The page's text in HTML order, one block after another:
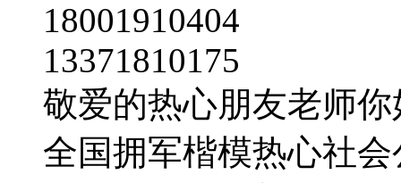
18001910404
13371810175
敬爱的热心朋友老师
全国拥军楷模热心社